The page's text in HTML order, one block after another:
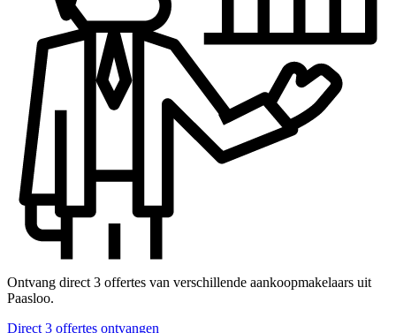
Ontvang direct 3 offertes van verschillende aankoopmakelaars uit
Paasloo.
Direct 3 offertes ontvangen